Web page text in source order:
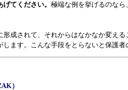
てください。 極端な例を挙げるのな
成されて、それからはなかなか変える
ます。こんな手段をとらないと保護
）